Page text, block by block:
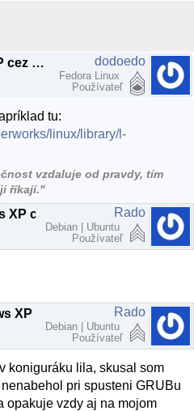
Re: Debian a Windows XP cez LILO dodoedo
Fedora Linux
Používateľ
tu:
linux/library/l-
vzdaluje od pravdy, tím
říkají."
Rado
Debian | Ubuntu
Používateľ
Rado
Debian | Ubuntu
Používateľ
koniguráku lila, skusal som
pri spusteni GRUBu
opakuje vzdy aj na mojom